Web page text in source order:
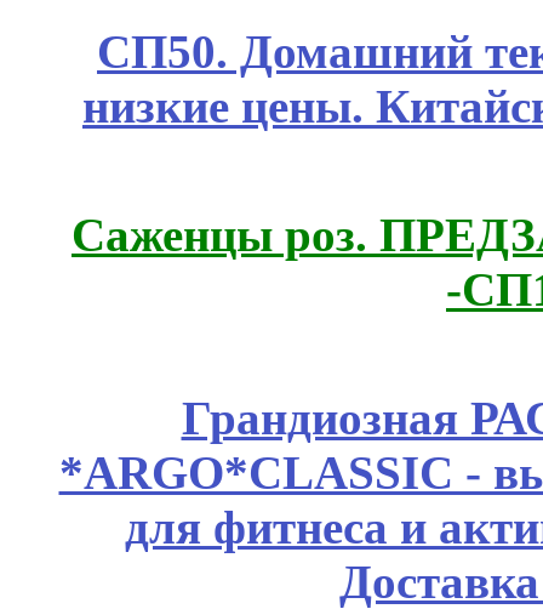
СП50. Домашний
низкие цены.
Саженцы роз.
-
Грандиозная
*ARGO*CLASSIC -
для фитнеса и